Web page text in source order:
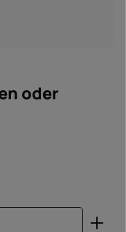
5 Sternen
oder
Wert ein